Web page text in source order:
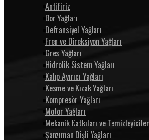
Antifiriz
Bor Yağları
Defransiyel Yağları
Fren ve Direksiyon Yağları
Gres Yağları
Hidrolik Sistem Yağları
Kalıp Ayırıcı Yağları
Kesme ve Kızak Yağları
Kompresör Yağları
Motor Yağları
Mekanik Katkıları ve Temizleyiciler
Şanzıman Dişli Yağları